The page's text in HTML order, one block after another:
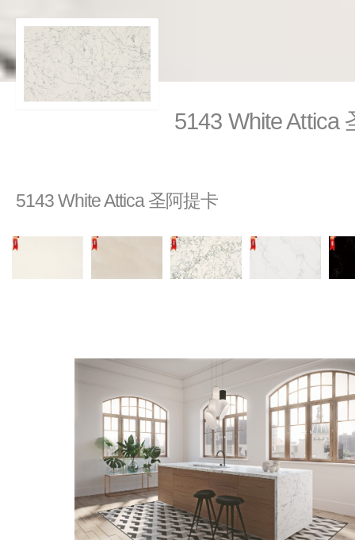
5143 White Attica
5143 White Attica 圣阿提卡